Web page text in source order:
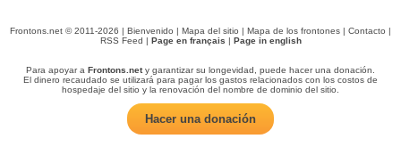
Frontons.net © 2011-2026 | Bienvenido | Mapa del sitio | Mapa de los frontones | Contacto |
RSS Feed | Page en français | Page in english
Para apoyar a Frontons.nety garantizar su longevidad, puede hacer una donación.
El dinero recaudado se utilizará para pagar los gastos relacionados con los costos de
hospedaje del sitio y la renovación del nombre de dominio del sitio.
Hacer una donación